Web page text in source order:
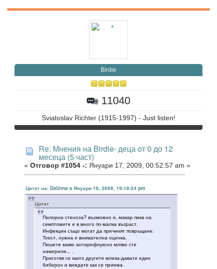
Birdie
11040
Sviatoslav Richter (1915-1997) - Just listen!
Re: Мнения на Birdie- деца от 0 до 12
месеца (5 част)
« Отговор #1054 -: Януари 17, 2009, 00:52:57 am »
Цитат на: Dalinna в Януари 16, 2009, 19:18:24 pm
Цитат
Пилорна стеноза? възможно е, макар пика на
симптомите е в много по-малка възраст.
Инфекции също могат да причинят повръщане.
Тоест, нужна е внимателна оценка.
Пишете какво антирефлуксно мляко сте
намерили... .
Приготвя се както другите млека-давате един
биберон и виждате как се приема.